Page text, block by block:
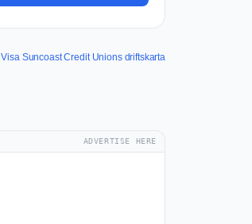
Visa Suncoast Credit Unions driftskarta
ADVERTISE HERE